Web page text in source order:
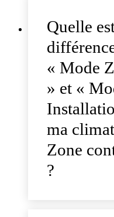
Quelle
« Mode
» et «
ma
Zone
?